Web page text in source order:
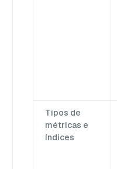
Tipos de
métricas e
índices